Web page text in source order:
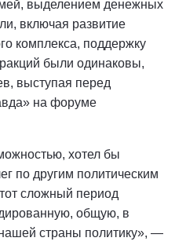
выделением денежных
включая развитие
комплекса, поддержку
были одинаковы,
выступая перед
на форуме
хотел бы
по другим политическим
сложный период
общую, в
страны политику», —